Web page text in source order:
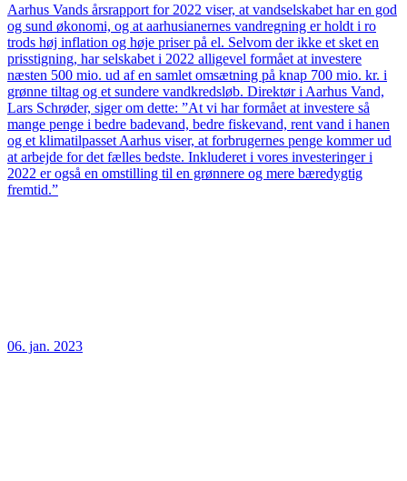
Aarhus Vands årsrapport for 2022 viser, at vandselskabet har en god
og sund økonomi, og at aarhusianernes vandregning er holdt i ro
trods høj inflation og høje priser på el. Selvom der ikke et sket en
prisstigning, har selskabet i 2022 alligevel formået at investere
næsten 500 mio. ud af en samlet omsætning på knap 700 mio. kr. i
grønne tiltag og et sundere vandkredsløb. Direktør i Aarhus Vand,
Lars Schrøder, siger om dette: ”At vi har formået at investere så
mange penge i bedre badevand, bedre fiskevand, rent vand i hanen
og et klimatilpasset Aarhus viser, at forbrugernes penge kommer ud
at arbejde for det fælles bedste. Inkluderet i vores investeringer i
2022 er også en omstilling til en grønnere og mere bæredygtig
fremtid.”
06. jan. 2023